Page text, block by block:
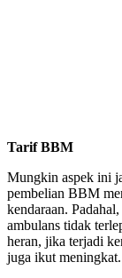
Tarif BBM
Mungkin aspek ini
pembelian BBM
kendaraan.
ambulans tidak
heran, jika terjadi
juga ikut meningkat.